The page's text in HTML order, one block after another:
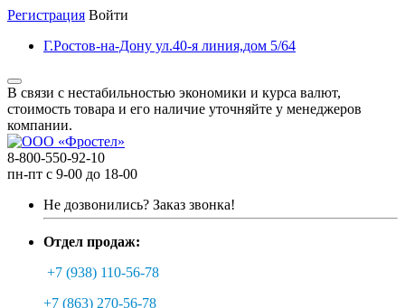
Регистрация Войти
Г.Ростов-на-Дону ул.40-я линия,дом 5/64
В связи с нестабильностью экономики и курса валют,
стоимость товара и его наличие уточняйте у менеджеров
компании.
8-800-550-92-10
пн-пт с 9-00 до 18-00
Не дозвонились? Заказ звонка!
Отдел продаж:
+7 (938) 110-56-78
+7 (863) 270-56-78